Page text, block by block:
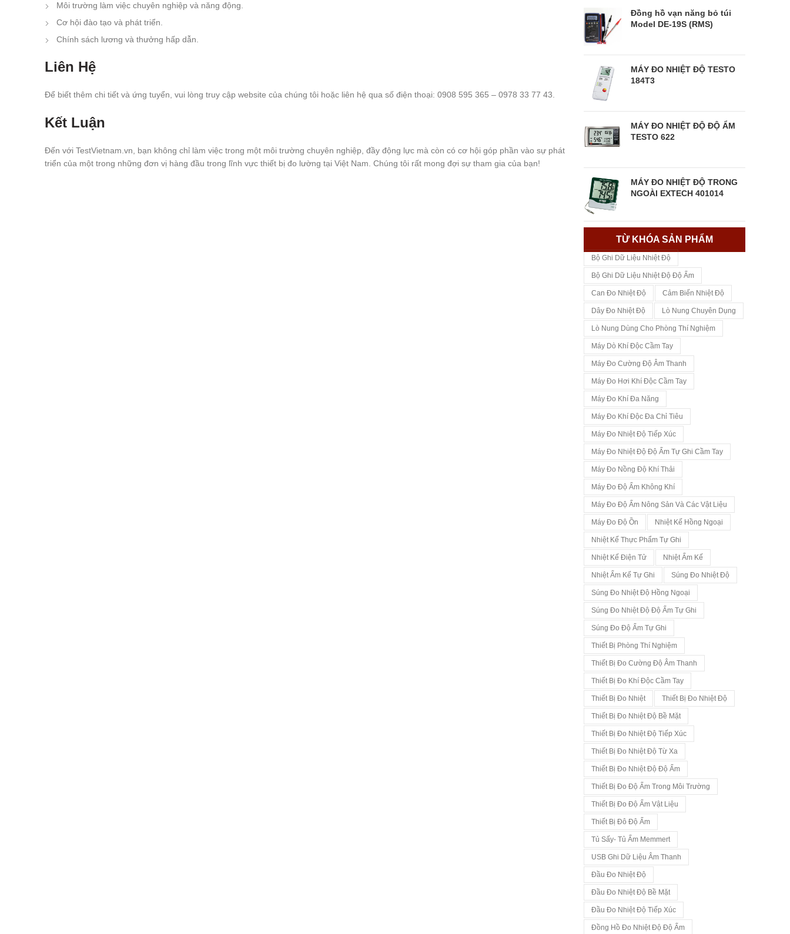
Môi trường làm việc chuyên nghiệp và năng động.
Cơ hội đào tạo và phát triển.
Chính sách lương và thưởng hấp dẫn.
Liên Hệ
Để biết thêm chi tiết và ứng tuyển, vui lòng truy cập website của chúng tôi hoặc liên hệ qua số điện thoại: 0908 595 365 – 0978 33 77 43.
Kết Luận
Đến với TestVietnam.vn, bạn không chỉ làm việc trong một môi trường chuyên nghiệp, đầy động lực mà còn có cơ hội góp phần vào sự phát
triển của một trong những đơn vị hàng đầu trong lĩnh vực thiết bị đo lường tại Việt Nam. Chúng tôi rất mong đợi sự tham gia của bạn!
Đồng hồ vạn năng bỏ túi
Model DE-19S (RMS)
MÁY ĐO NHIỆT ĐỘ TESTO
184T3
MÁY ĐO NHIỆT ĐỘ ĐỘ ẨM
TESTO 622
MÁY ĐO NHIỆT ĐỘ TRONG
NGOÀI EXTECH 401014
TỪ KHÓA SẢN PHẨM
Bộ Ghi Dữ Liệu Nhiệt Độ
Bộ Ghi Dữ Liệu Nhiệt Độ Độ Ẩm
Can Đo Nhiệt Độ Cảm Biến Nhiệt Độ
Dây Đo Nhiệt Độ Lò Nung Chuyên Dụng
Lò Nung Dùng Cho Phòng Thí Nghiệm
Máy Dò Khí Độc Cầm Tay
Máy Đo Cường Độ Âm Thanh
Máy Đo Hơi Khí Độc Cầm Tay
Máy Đo Khí Đa Năng
Máy Đo Khí Độc Đa Chỉ Tiêu
Máy Đo Nhiệt Độ Tiếp Xúc
Máy Đo Nhiệt Độ Độ Ẩm Tự Ghi Cầm Tay
Máy Đo Nồng Độ Khí Thải
Máy Đo Độ Ẩm Không Khí
Máy Đo Độ Ẩm Nông Sản Và Các Vật Liệu
Máy Đo Độ Ồn Nhiệt Kế Hồng Ngoại
Nhiệt Kế Thực Phẩm Tự Ghi
Nhiệt Kế Điện Tử Nhiệt Ẩm Kế
Nhiệt Ẩm Kế Tự Ghi Súng Đo Nhiệt Độ
Súng Đo Nhiệt Độ Hồng Ngoại
Súng Đo Nhiệt Độ Độ Ẩm Tự Ghi
Súng Đo Độ Ẩm Tự Ghi
Thiết Bị Phòng Thí Nghiệm
Thiết Bị Đo Cường Độ Âm Thanh
Thiết Bị Đo Khí Độc Cầm Tay
Thiết Bị Đo Nhiệt Thiết Bị Đo Nhiệt Độ
Thiết Bị Đo Nhiệt Độ Bề Mặt
Thiết Bị Đo Nhiệt Độ Tiếp Xúc
Thiết Bị Đo Nhiệt Độ Từ Xa
Thiết Bị Đo Nhiệt Độ Độ Ẩm
Thiết Bị Đo Độ Ẩm Trong Môi Trường
Thiết Bị Đo Độ Ẩm Vật Liệu
Thiết Bị Đô Độ Ẩm
Tủ Sấy- Tủ Ấm Memmert
USB Ghi Dữ Liệu Âm Thanh
Đầu Đo Nhiệt Độ
Đầu Đo Nhiệt Độ Bề Mặt
Đầu Đo Nhiệt Độ Tiếp Xúc
Đồng Hồ Đo Nhiệt Độ Độ Ẩm